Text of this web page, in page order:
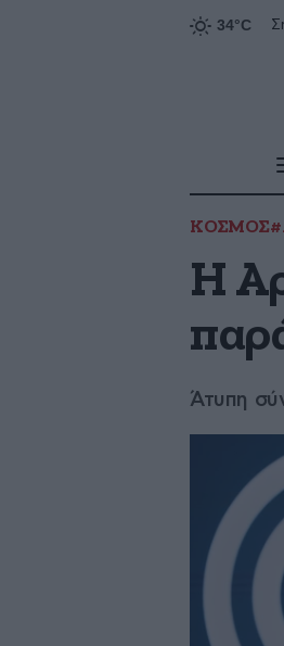
ΚΟΣΜΟΣ
Η
Άτυπη